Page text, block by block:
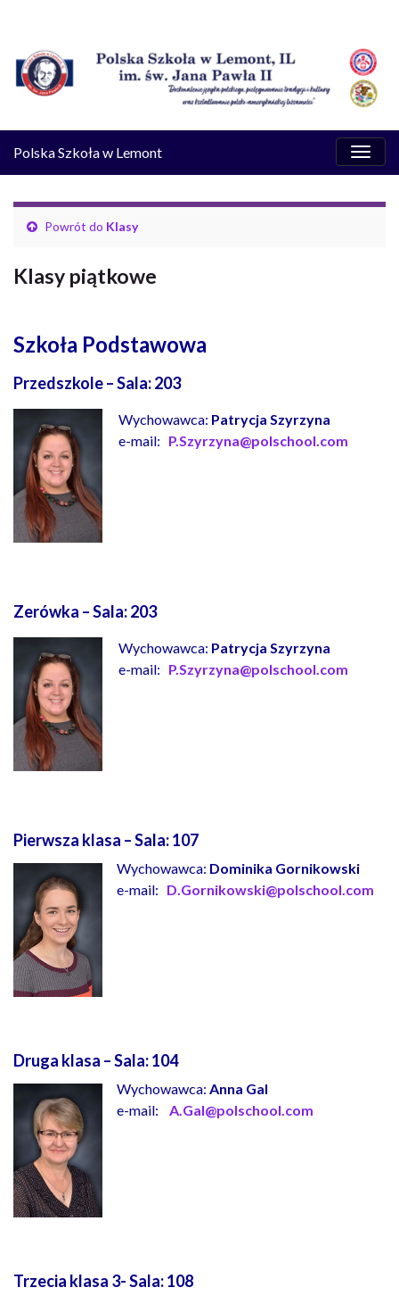
Polska Szkoła w Lemont
Powrót do Klasy
Klasy piątkowe
Szkoła Podstawowa
Przedszkole – Sala:203
Wychowawca: Patrycja Szyrzyna
e-mail: P.Szyrzyna@polschool.com
Zerówka – Sala: 203
Wychowawca: Patrycja Szyrzyna
e-mail: P.Szyrzyna@polschool.com
Pierwsza klasa – Sala:107
Wychowawca: Dominika Gornikowski
e-mail: D.Gornikowski@polschool.com
Druga klasa – Sala:104
Wychowawca: Anna Gal
e-mail: A.Gal@polschool.com
Trzecia klasa 3- Sala:108